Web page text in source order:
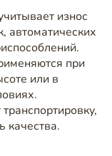
износ
автоматических
при
или в
качества.